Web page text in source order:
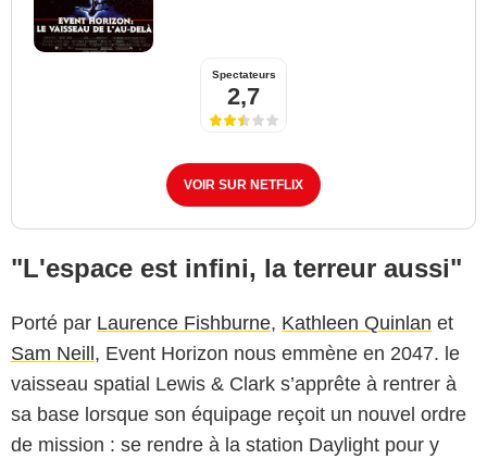
Spectateurs
2,7
VOIR SUR NETFLIX
"L'espace est infini, la terreur aussi"
Porté par Laurence Fishburne, Kathleen Quinlan et
Sam Neill, Event Horizon nous emmène en 2047. le
vaisseau spatial Lewis & Clark s’apprête à rentrer à
sa base lorsque son équipage reçoit un nouvel ordre
de mission : se rendre à la station Daylight pour y